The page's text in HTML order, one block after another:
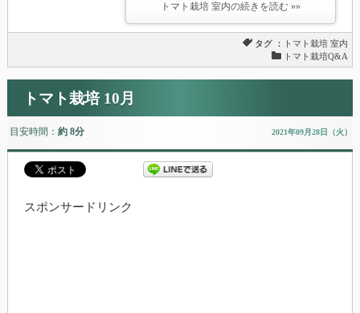
トマト栽培 室内の続きを読む »»
タグ ： トマト栽培 室内
トマト栽培Q&A
トマト栽培 10月
目安時間： 約 8分 2021年09月28日（火）
スポンサードリンク